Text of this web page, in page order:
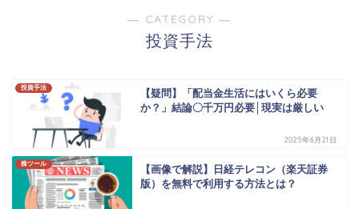
― CATEGORY ―
投資手法
投資手法
【疑問】「配当金生活にはいくら必要
か？」結論〇千万円必要│現実は厳しい
2025年6月21日
株ツール
【画像で解説】日経テレコン（楽天証券
版）を無料で利用する方法とは？